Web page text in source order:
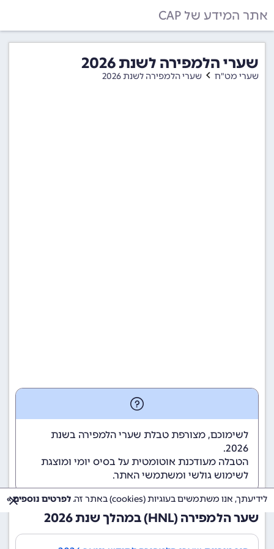
אתר המידע של CAP
שערי הלמפירה לשנת 2026
שערי מט"ח שערי הלמפירה לשנת 2026
לשימוכם, מצורפת טבלת שערי הלמפירה בשנת
2026.
הטבלה מעודכנת אוטומטית על בסיס יומי ומוצגת
לשימוש גולשי ומשתמשי האתר.
שער הלמפירה (HNL) במהלך שנת 2026
לידיעתך, אנו משתמשים בעוגיות (cookies) באתר זה. לפרטים נוספים »